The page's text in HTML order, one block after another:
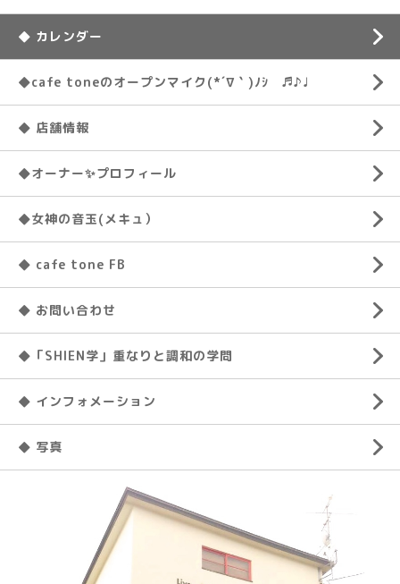
◆ カレンダー
◆cafe toneのオープンマイク(*´∇｀)ﾉｼ ♬♪♩
◆ 店舗情報
◆オーナー✨プロフィール
◆女神の音玉(メキュ）
◆ cafe tone FB
◆ お問い合わせ
◆「SHIEN学」重なりと調和の学問
◆ インフォメーション
◆ 写真